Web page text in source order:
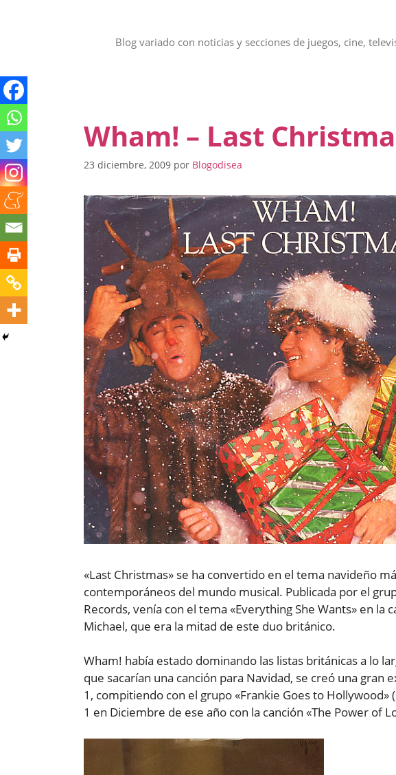
Blog variado con noticias y secciones de juegos, cine,
Wham! – Last
23 diciembre, 2009 por Blogodisea
«Last Christmas» se ha convertido en el tema navideño
contemporáneos del mundo musical. Publicada por el
Records, venía con el tema «Everything She Wants» en la
Michael, que era la mitad de este duo británico.
Wham! había estado dominando las listas británicas a lo
que sacarían una canción para Navidad, se creó una gran
1, compitiendo con el grupo «Frankie Goes to
1 en Diciembre de ese año con la canción «The Power of